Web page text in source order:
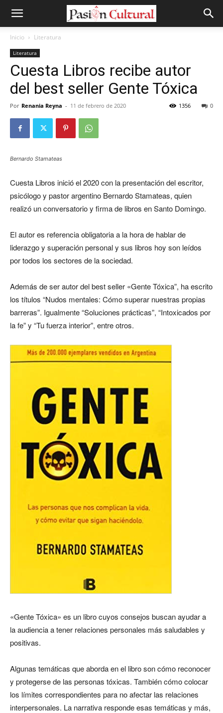
Inicio Literatura
Literatura
Cuesta Libros recibe autor
del best seller Gente Tóxica
Por Renania Reyna - 11 de febrero de 2020 0
1356
Bernardo Stamateas
Cuesta Libros inició el 2020 con la presentación del escritor,
psicólogo y pastor argentino Bernardo Stamateas, quien
realizó un conversatorio y firma de libros en Santo Domingo.
El autor es referencia obligatoria a la hora de hablar de
liderazgo y superación personal y sus libros hoy son leídos
por todos los sectores de la sociedad.
Además de ser autor del best seller «Gente Tóxica”, ha escrito
los títulos “Nudos mentales: Cómo superar nuestras propias
barreras”. Igualmente “Soluciones prácticas”, “Intoxicados por
la fe” y “Tu fuerza interior”, entre otros.
«Gente Tóxica» es un libro cuyos consejos buscan ayudar a
la audiencia a tener relaciones personales más saludables y
positivas.
Algunas temáticas que aborda en el libro son cómo reconocer
y protegerse de las personas tóxicas. También cómo colocar
los límites correspondientes para no afectar las relaciones
interpersonales. La narrativa responde esas temáticas y más,